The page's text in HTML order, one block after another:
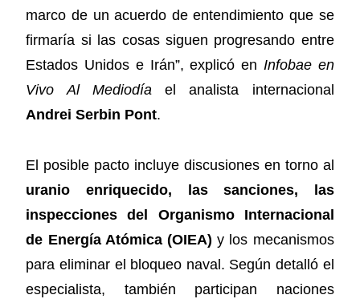
marco de un acuerdo de entendimiento que se
firmaría si las cosas siguen progresando entre
Estados Unidos e Irán”, explicó en Infobae en
Vivo Al Mediodíael analista internacional
Andrei Serbin Pont.
El posible pacto incluye discusiones en torno al
uranio enriquecido, las sanciones, las
inspecciones del Organismo Internacional
de Energía Atómica (OIEA) y los mecanismos
para eliminar el bloqueo naval. Según detalló el
especialista, también participan naciones